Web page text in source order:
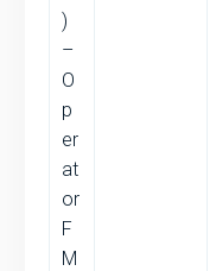
)
–
O
p
er
at
or
F
M